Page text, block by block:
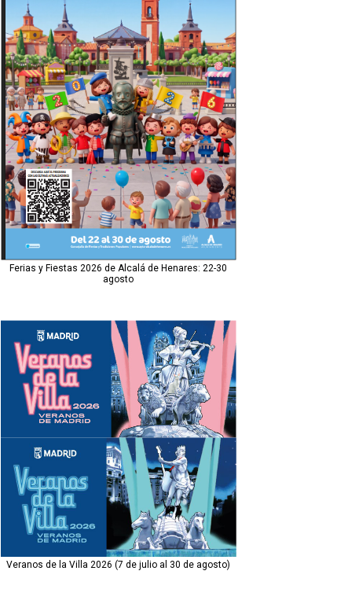
Ferias y Fiestas 2026 de Alcalá de Henares: 22-30
agosto
Veranos de la Villa 2026 (7 de julio al 30 de agosto)